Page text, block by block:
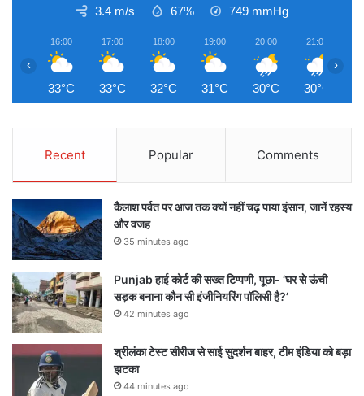
3.4 m/s 67% 749 mmHg
16:00
33°C
17:00
33°C
18:00
32°C
19:00
31°C
20:00
30°C
21:00
30°C
‹ ›
Recent Popular Comments
कैलाश पर्वत पर आज तक क्यों नहीं चढ़ पाया इंसान, जानें रहस्य
और वजह
35 minutes ago
Punjab हाई कोर्ट की सख्त टिप्पणी, पूछा- ‘घर से ऊंची
सड़क बनाना कौन सी इंजीनियरिंग पॉलिसी है?’
42 minutes ago
श्रीलंका टेस्ट सीरीज से साई सुदर्शन बाहर, टीम इंडिया को बड़ा
झटका
44 minutes ago